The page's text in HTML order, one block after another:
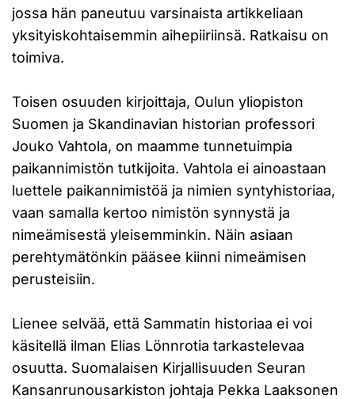
jossa hän paneutuu varsinaista artikkeliaan
yksityiskohtaisemmin aihepiiriinsä. Ratkaisu on
toimiva.
Toisen osuuden kirjoittaja, Oulun yliopiston
Suomen ja Skandinavian historian professori
Jouko Vahtola, on maamme tunnetuimpia
paikannimistön tutkijoita. Vahtola ei ainoastaan
luettele paikannimistöä ja nimien syntyhistoriaa,
vaan samalla kertoo nimistön synnystä ja
nimeämisestä yleisemminkin. Näin asiaan
perehtymätönkin pääsee kiinni nimeämisen
perusteisiin.
Lienee selvää, että Sammatin historiaa ei voi
käsitellä ilman Elias Lönnrotia tarkastelevaa
osuutta. Suomalaisen Kirjallisuuden Seuran
Kansanrunousarkiston johtaja Pekka Laaksonen